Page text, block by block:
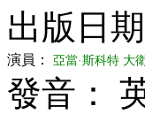
出版日
演員： 亞當·斯科特 大
發音：